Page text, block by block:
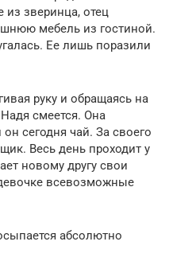
из зверинца, отец
мебель из гостиной.
Ее лишь поразили
руку и обращаясь на
смеется. Она
сегодня чай. За своего
Весь день проходит у
новому другу свои
всевозможные
абсолютно